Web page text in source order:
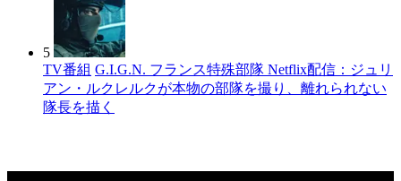
5
TV番組 G.I.G.N. フランス特殊部隊 Netflix配信：ジュリ
アン・ルクレルクが本物の部隊を撮り、離れられない
隊長を描く